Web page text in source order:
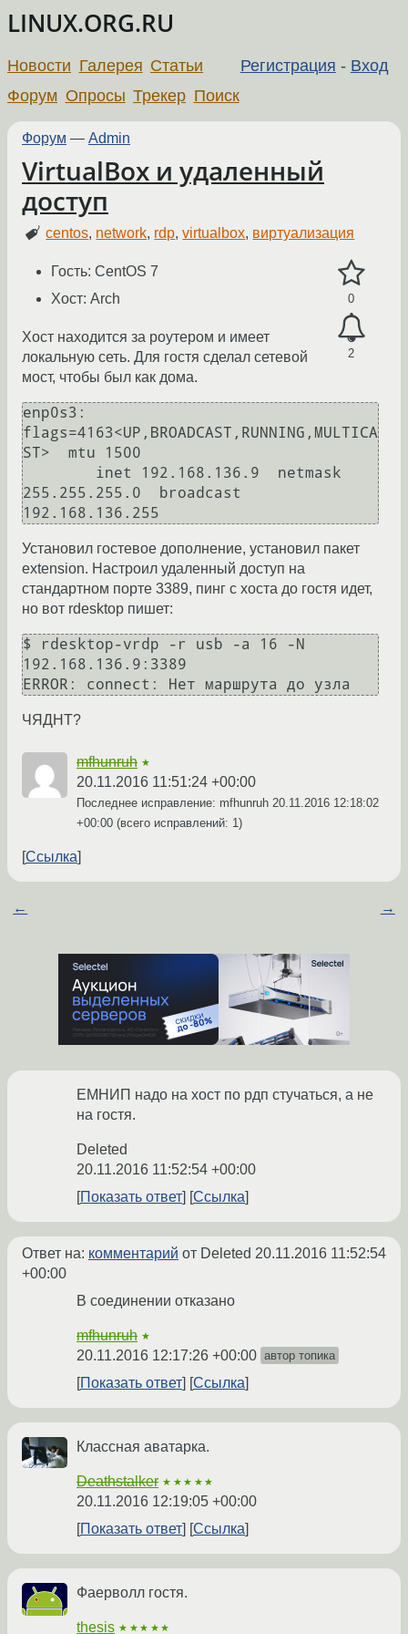
LINUX.ORG.RU
Регистрация - Вход
Новости Галерея Статьи
Форум Опросы Трекер Поиск
Форум — Admin
VirtualBox и удаленный
доступ
centos, network, rdp,virtualbox, виртуализация
0
2
Гость: CentOS 7
Хост: Arch
Хост находится за роутером и имеет
локальную сеть. Для гостя сделал сетевой
мост, чтобы был как дома.
enp0s3:
flags=4163<UP,BROADCAST,RUNNING,MULTICA
ST>  mtu 1500
255.255.255.0  broadcast
192.168.136.255
Установил гостевое дополнение, установил пакет
extension. Настроил удаленный доступ на
стандартном порте 3389, пинг с хоста до гостя идет,
но вот rdesktop пишет:
$ rdesktop-vrdp -r usb -a 16 -N
192.168.136.9:3389
ERROR: connect: Нет маршрута до узла
ЧЯДНТ?
mfhunruh ★
20.11.2016 11:51:24 +00:00
Последнее исправление: mfhunruh 20.11.2016 12:18:02
+00:00 (всего исправлений: 1)
Ссылка
← →
ЕМНИП надо на хост по рдп стучаться, а не
на гостя.
Deleted
20.11.2016 11:52:54 +00:00
Показать ответ
Ссылка
Ответ на: комментарий от Deleted 20.11.2016 11:52:54
+00:00
В соединении отказано
mfhunruh ★
20.11.2016 12:17:26 +00:00 автор топика
Показать ответ Ссылка
Классная аватарка.
Deathstalker ★★★★★
20.11.2016 12:19:05 +00:00
Показать ответ
Ссылка
Фаерволл гостя.
thesis ★★★★★